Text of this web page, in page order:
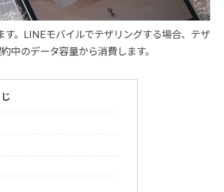
。LINEモバイルでテザリングする場合、テザ
中のデータ容量から消費します。